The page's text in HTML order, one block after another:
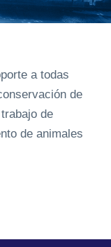
a todas
de
de
de animales